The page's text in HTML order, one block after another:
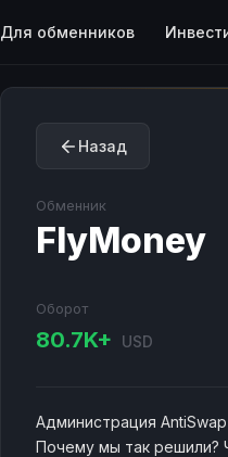
Для обменников
Назад
Обменник
FlyMoney
Оборот
80.7K+ USD
Администрация
Почему мы так решили?